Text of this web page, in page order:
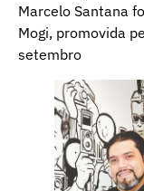
Marcelo Santana
Mogi, promovida
setembro